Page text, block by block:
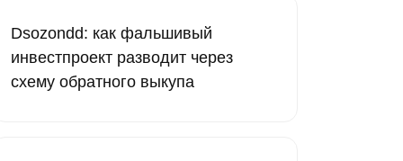
Dsozondd: как фальшивый
инвестпроект разводит через
схему обратного выкупа